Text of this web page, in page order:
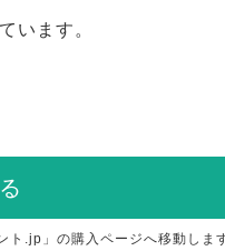
います。
.jp」の購入ページへ移動しま